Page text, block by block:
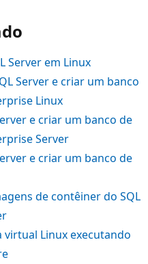
Server em Linux
Server e criar um banco
Linux
e criar um banco de
Server
e criar um banco de
de contêiner do SQL
Linux executando